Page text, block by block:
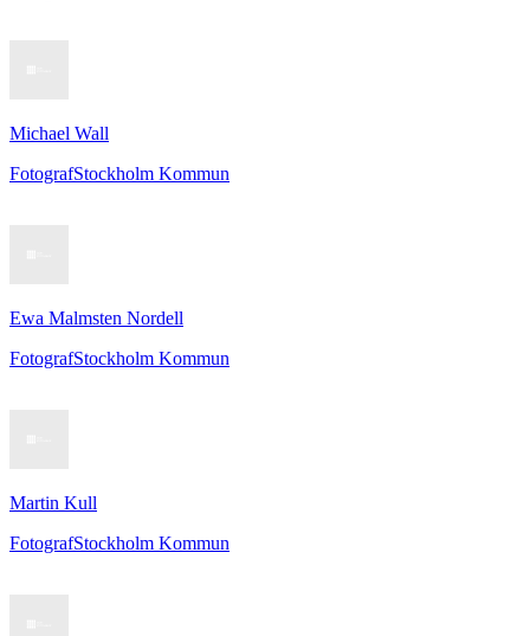
Michael Wall
FotografStockholm Kommun
Ewa Malmsten Nordell
FotografStockholm Kommun
Martin Kull
FotografStockholm Kommun